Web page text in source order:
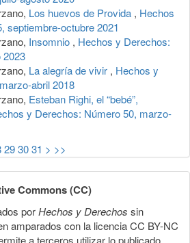
Los huevos de Provida , Hechos
septiembre-octubre 2021
Insomnio , Hechos y Derechos:
2023
La alegría de vivir , Hechos y
abril 2018
Esteban Righi, el “bebé”,
y Derechos: Número 50, marzo-
293031 > >>
Commons (CC)
porHechos y Derechos sin
amparados con la licencia CC BY-NC
a terceros utilizar lo publicado,